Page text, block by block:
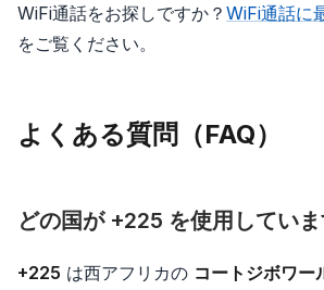
WiFi通話をお探しですか？ WiFi通話に
をご覧ください。
よくある質問（FAQ）
どの国が +225 を使用していま
+225 は西アフリカの コートジボワー